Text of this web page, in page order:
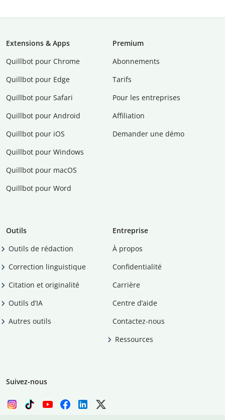
Extensions & Apps
Quillbot pour Chrome
Quillbot pour Edge
Quillbot pour Safari
Quillbot pour Android
Quillbot pour iOS
Quillbot pour Windows
Quillbot pour macOS
Quillbot pour Word
Premium
Abonnements
Tarifs
Pour les entreprises
Affiliation
Demander une démo
Outils
Outils de rédaction
Correction linguistique
Citation et originalité
Outils d’IA
Autres outils
Entreprise
À propos
Confidentialité
Carrière
Centre d’aide
Contactez-nous
Ressources
Suivez-nous